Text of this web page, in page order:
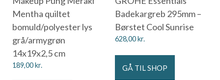
Mentha quiltet
bomuld/polyester lys
grå/armygrøn
14x19x2,5 cm
189,00 kr.
Badekargreb 295mm –
Børstet Cool Sunrise
628,00 kr.
GÅ TIL SHOP